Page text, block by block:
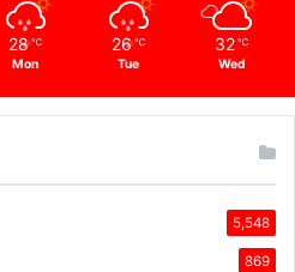
28 ℃
Mon
26 ℃
Tue
32 ℃
Wed
5,548
869